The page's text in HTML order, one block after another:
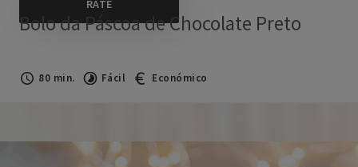
Bolo da Páscoa de Chocolate Preto
80 min. Fácil Económico